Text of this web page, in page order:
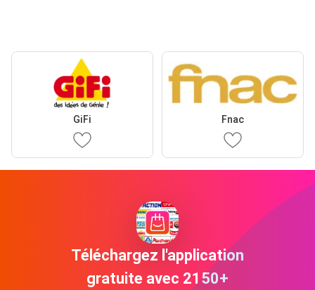
GiFi Fnac
Téléchargez l'application
gratuite avec 2150+